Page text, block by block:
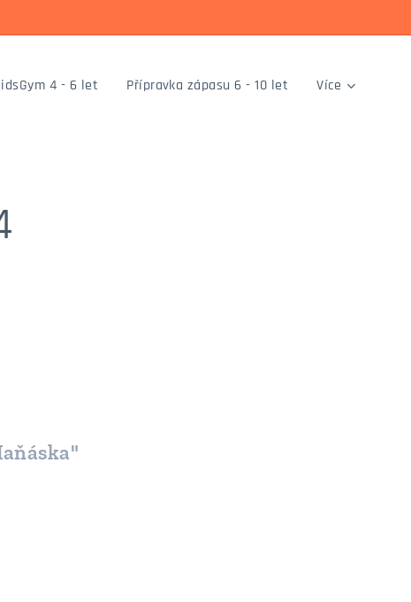
4 - 6 let Přípravka zápasu 6 - 10 let Více